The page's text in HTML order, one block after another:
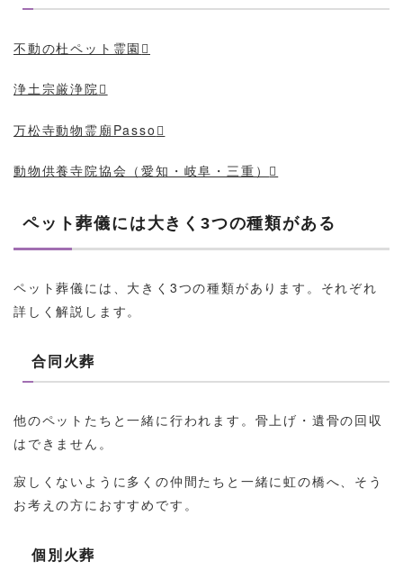
不動の杜ペット霊園
浄土宗厳浄院
万松寺動物霊廟Passo
動物供養寺院協会（愛知・岐阜・三重）
ペット葬儀には⼤きく3つの種類がある
ペット葬儀には、大きく3つの種類があります。それぞれ
詳しく解説します。
合同⽕葬
他のペットたちと一緒に行われます。骨上げ・遺骨の回収
はできません。
寂しくないように多くの仲間たちと一緒に虹の橋へ、そう
お考えの方におすすめです。
個別⽕葬